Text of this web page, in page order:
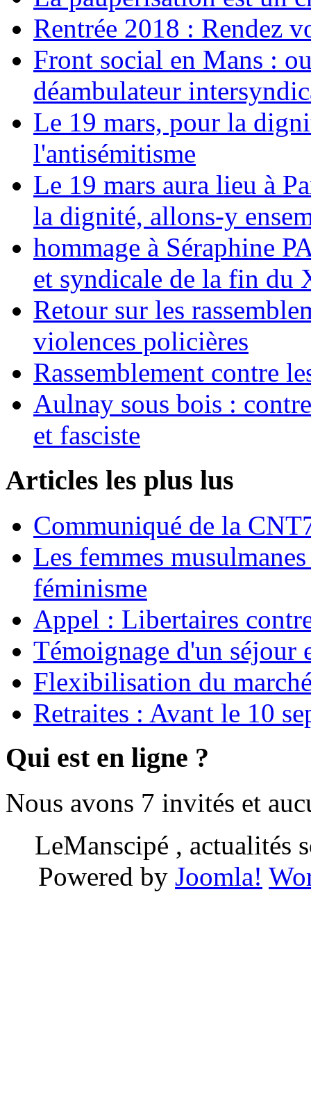
Rentrée 2018 : Rendez
Front social en Mans :
déambulateur
Le 19 mars, pour la
l'antisémitisme
Le 19 mars aura lieu à
la dignité, allons-y
hommage à Séraphine
et syndicale de la fin du
Retour sur les
violences policières
Rassemblement contre
Aulnay sous bois :
et fasciste
Articles les plus lus
Communiqué de la
Les femmes
féminisme
Appel : Libertaires
Témoignage d'un séjour
Flexibilisation du
Retraites : Avant le 10
Qui est en ligne ?
Nous avons 7 invités et
LeManscipé , actualités
Powered by Joomla!